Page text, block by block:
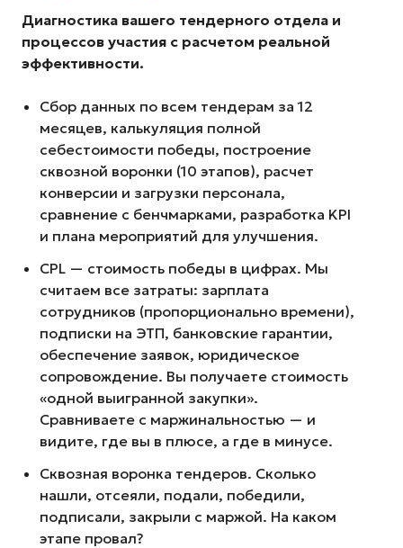
Диагностика вашего тендерного отдела и
процессов участия с расчетом реальной
эффективности.
Cбор данных по всем тендерам за 12
месяцев, калькуляция полной
себестоимости победы, построение
сквозной воронки (10 этапов), расчет
конверсии и загрузки персонала,
сравнение с бенчмарками, разработка KPI
и плана мероприятий для улучшения.
CPL — стоимость победы в цифрах. Мы
считаем все затраты: зарплата
сотрудников (пропорционально времени),
подписки на ЭТП, банковские гарантии,
обеспечение заявок, юридическое
сопровождение. Вы получаете стоимость
«одной выигранной закупки».
Сравниваете с маржинальностью — и
видите, где вы в плюсе, а где в минусе.
Сквозная воронка тендеров. Сколько
нашли, отсеяли, подали, победили,
подписали, закрыли с маржой. На каком
этапе провал?